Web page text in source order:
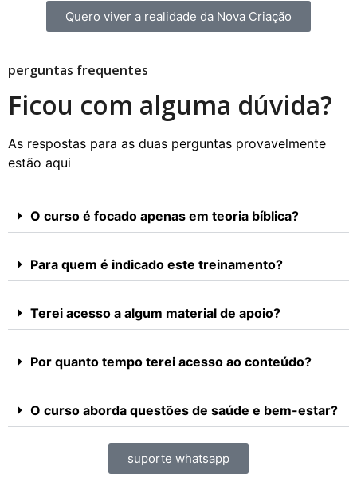
Quero viver a realidade da Nova Criação
perguntas frequentes
Ficou com alguma dúvida?
As respostas para as duas perguntas provavelmente
estão aqui
O curso é focado apenas em teoria bíblica?
Para quem é indicado este treinamento?
Terei acesso a algum material de apoio?
Por quanto tempo terei acesso ao conteúdo?
O curso aborda questões de saúde e bem-estar?
suporte whatsapp